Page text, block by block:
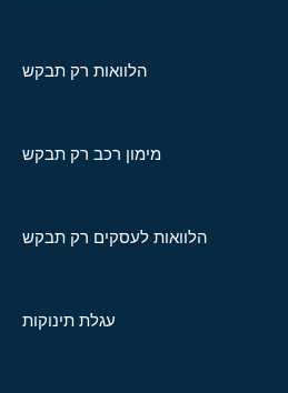
הלוואות רק תבקש
מימון רכב רק תבקש
הלוואות לעסקים רק תבקש
עגלת תינוקות